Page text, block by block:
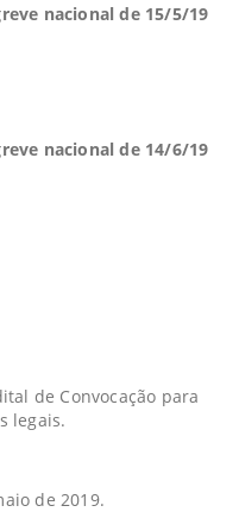
nacional de 15/5/19
nacional de 14/6/19
de Convocação para
legais.
de 2019.